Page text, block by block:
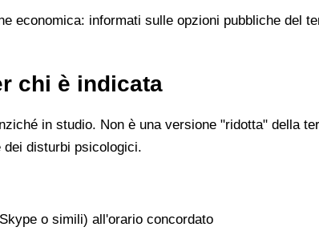
economica: informati sulle opzioni pubbliche del
chi è indicata
in studio. Non è una versione "ridotta" della
disturbi psicologici.
o simili) all'orario concordato